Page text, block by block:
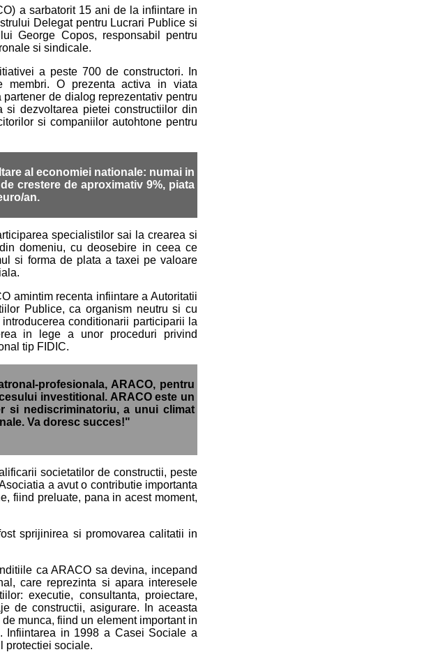
a sarbatorit 15 ani de la infiintare in
Delegat pentru Lucrari Publice si
George Copos, responsabil pentru
si sindicale.
a peste 700 de constructori. In
membri. O prezenta activa in viata
de dialog reprezentativ pentru
si dezvoltarea pietei constructiilor din
si companiilor autohtone pentru
al economiei nationale: numai in
crestere de aproximativ 9%, piata
an.
specialistilor sai la crearea si
domeniu, cu deosebire in ceea ce
si forma de plata a taxei pe valoare
amintim recenta infiintare a Autoritatii
Publice, ca organism neutru si cu
conditionarii participarii la
in lege a unor proceduri privind
tip FIDIC.
profesionala, ARACO, pentru
investitional. ARACO este un
si nediscriminatoriu, a unui climat
Va doresc succes!"
societatilor de constructii, peste
a avut o contributie importanta
fiind preluate, pana in acest moment,
sprijinirea si promovarea calitatii in
ca ARACO sa devina, incepand
care reprezinta si apara interesele
executie, consultanta, proiectare,
de constructii, asigurare. In aceasta
munca, fiind un element important in
Infiintarea in 1998 a Casei Sociale a
protectiei sociale.